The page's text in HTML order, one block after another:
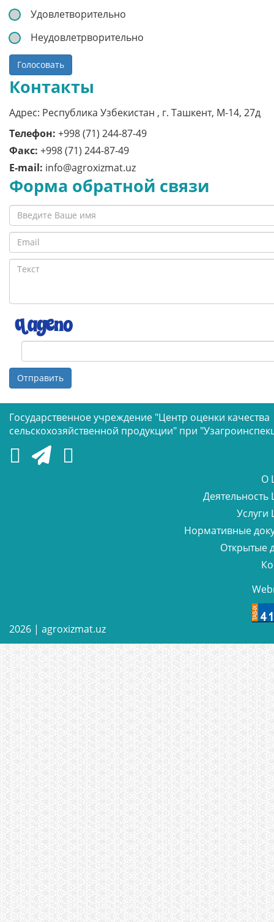
Удовлетворительно
Неудовлетрворительно
Голосовать
Контакты
Адрес: Республика Узбекистан , г. Ташкент, M-14, 27д
Телефон: +998 (71) 244-87-49
Факс: +998 (71) 244-87-49
E-mail: info@agroxizmat.uz
Форма обратной связи
Отправить
Государственное учреждение "Центр оценки качества
сельскохозяйственной продукции" при
О
Деятельность
Услуги
Нормативные
Открытые
2026 | agroxizmat.uz